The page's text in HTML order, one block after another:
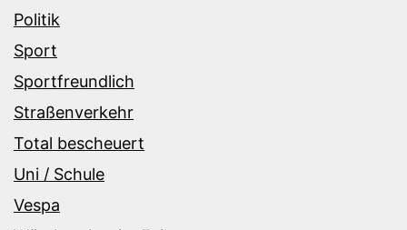
Politik
Sport
Sportfreundlich
Straßenverkehr
Total bescheuert
Uni / Schule
Vespa